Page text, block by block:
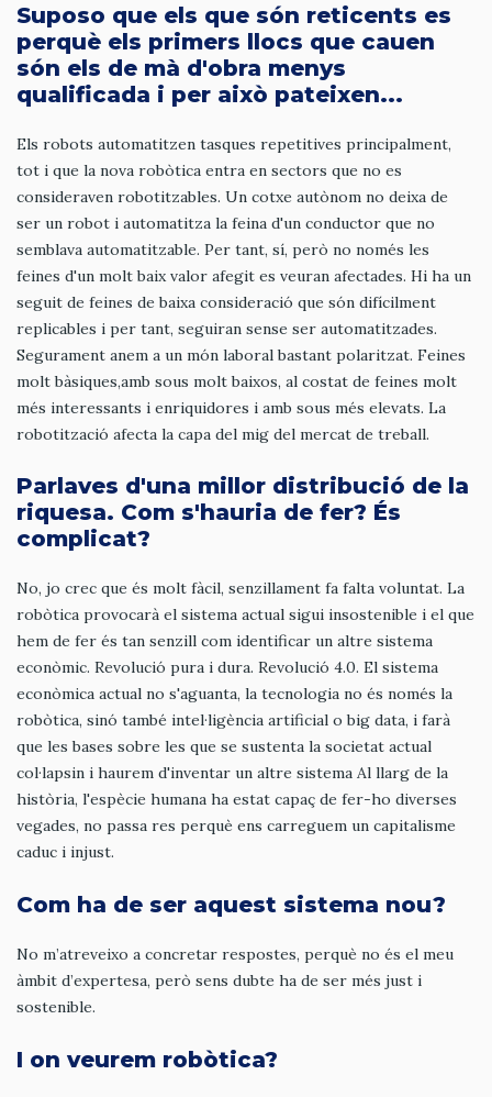
Suposo que els que són reticents es
perquè els primers llocs que cauen
són els de mà d'obra menys
qualificada i per això pateixen...
Els robots automatitzen tasques repetitives principalment,
tot i que la nova robòtica entra en sectors que no es
consideraven robotitzables. Un cotxe autònom no deixa de
ser un robot i automatitza la feina d'un conductor que no
semblava automatitzable. Per tant, sí, però no només les
feines d'un molt baix valor afegit es veuran afectades. Hi ha un
seguit de feines de baixa consideració que són difícilment
replicables i per tant, seguiran sense ser automatitzades.
Segurament anem a un món laboral bastant polaritzat. Feines
molt bàsiques,amb sous molt baixos, al costat de feines molt
més interessants i enriquidores i amb sous més elevats. La
robotització afecta la capa del mig del mercat de treball.
Parlaves d'una millor distribució de la
riquesa. Com s'hauria de fer? És
complicat?
No, jo crec que és molt fàcil, senzillament fa falta voluntat. La
robòtica provocarà el sistema actual sigui insostenible i el que
hem de fer és tan senzill com identificar un altre sistema
econòmic. Revolució pura i dura. Revolució 4.0. El sistema
econòmica actual no s'aguanta, la tecnologia no és només la
robòtica, sinó també intel·ligència artificial o big data, i farà
que les bases sobre les que se sustenta la societat actual
col·lapsin i haurem d'inventar un altre sistema Al llarg de la
història, l'espècie humana ha estat capaç de fer-ho diverses
vegades, no passa res perquè ens carreguem un capitalisme
caduc i injust.
Com ha de ser aquest sistema nou?
No m’atreveixo a concretar respostes, perquè no és el meu
àmbit d’expertesa, però sens dubte ha de ser més just i
sostenible.
I on veurem robòtica?